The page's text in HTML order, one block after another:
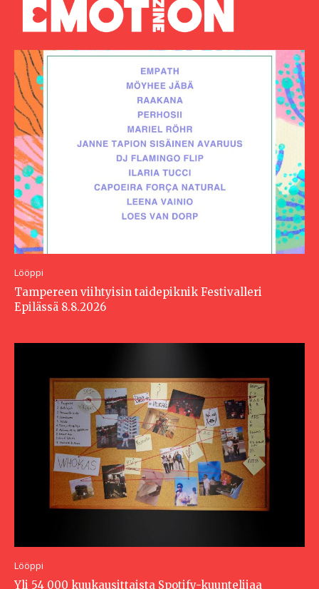
Lööppi
Tampereen viihtyisin taidepiknik Festivalleri
Epilässä 8.8.2026
Lööppi
Yli 54 000 kuukausittaista Spotify-kuuntelijaa